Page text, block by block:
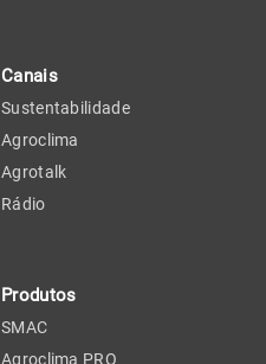
Canais
Sustentabilidade
Agroclima
Agrotalk
Rádio
Produtos
SMAC
Agroclima PRO